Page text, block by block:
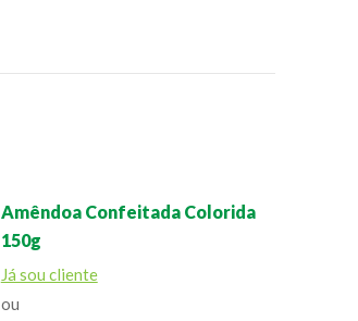
Amêndoa Confeitada Colorida
150g
Já sou cliente
ou